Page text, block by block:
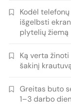
Kodėl
išgelbsti
plytelių žiemą
Ką verta
šakinį
Greitas buto
1–3 darbo